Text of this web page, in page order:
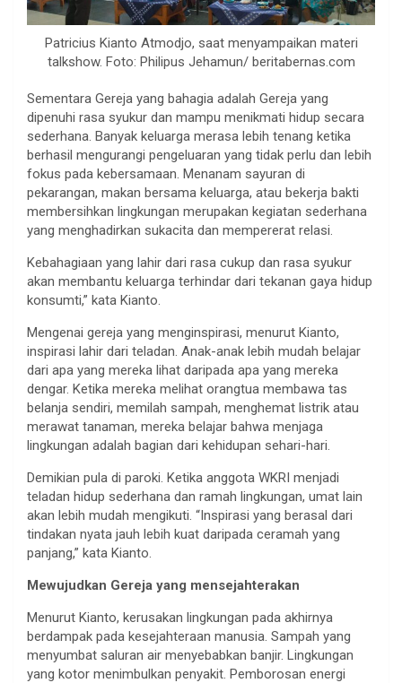
Patricius Kianto Atmodjo, saat menyampaikan materi
talkshow. Foto: Philipus Jehamun/ beritabernas.com
Sementara Gereja yang bahagia adalah Gereja yang
dipenuhi rasa syukur dan mampu menikmati hidup secara
sederhana. Banyak keluarga merasa lebih tenang ketika
berhasil mengurangi pengeluaran yang tidak perlu dan lebih
fokus pada kebersamaan. Menanam sayuran di
pekarangan, makan bersama keluarga, atau bekerja bakti
membersihkan lingkungan merupakan kegiatan sederhana
yang menghadirkan sukacita dan mempererat relasi.
Kebahagiaan yang lahir dari rasa cukup dan rasa syukur
akan membantu keluarga terhindar dari tekanan gaya hidup
konsumti,” kata Kianto.
Mengenai gereja yang menginspirasi, menurut Kianto,
inspirasi lahir dari teladan. Anak-anak lebih mudah belajar
dari apa yang mereka lihat daripada apa yang mereka
dengar. Ketika mereka melihat orangtua membawa tas
belanja sendiri, memilah sampah, menghemat listrik atau
merawat tanaman, mereka belajar bahwa menjaga
lingkungan adalah bagian dari kehidupan sehari-hari.
Demikian pula di paroki. Ketika anggota WKRI menjadi
teladan hidup sederhana dan ramah lingkungan, umat lain
akan lebih mudah mengikuti. “Inspirasi yang berasal dari
tindakan nyata jauh lebih kuat daripada ceramah yang
panjang,” kata Kianto.
Mewujudkan Gereja yang mensejahterakan
Menurut Kianto, kerusakan lingkungan pada akhirnya
berdampak pada kesejahteraan manusia. Sampah yang
menyumbat saluran air menyebabkan banjir. Lingkungan
yang kotor menimbulkan penyakit. Pemborosan energi